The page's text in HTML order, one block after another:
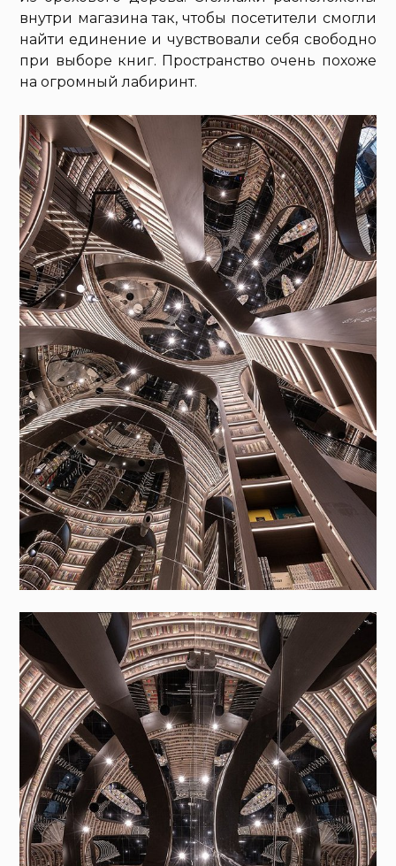
внутри магазина так, чтобы посетители смогли
найти единение и чувствовали себя свободно
при выборе книг. Пространство очень похоже
на огромный лабиринт.